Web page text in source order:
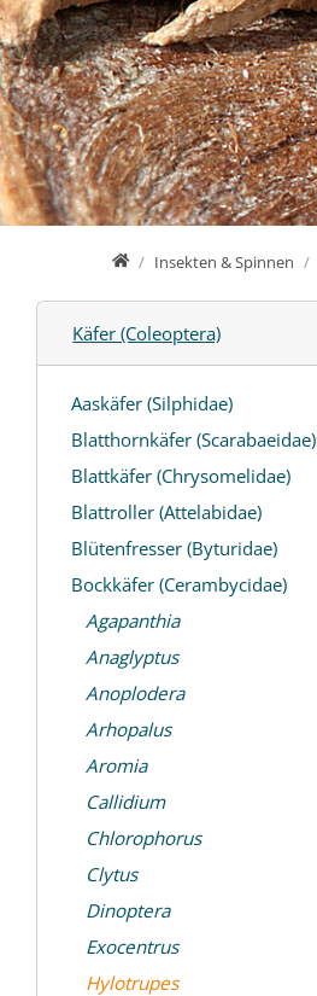
HomeInsekten & Spinnen
Käfer (Coleoptera)
Aaskäfer (Silphidae)
Blatthornkäfer (Scarabaeidae)
Blattkäfer (Chrysomelidae)
Blattroller (Attelabidae)
Blütenfresser (Byturidae)
Bockkäfer (Cerambycidae)
Agapanthia
Anaglyptus
Anoplodera
Arhopalus
Aromia
Callidium
Chlorophorus
Clytus
Dinoptera
Exocentrus
Hylotrupes